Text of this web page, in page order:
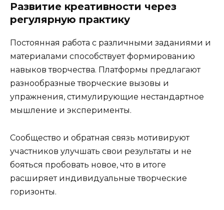
Развитие креативности через
регулярную практику
Постоянная работа с различными заданиями и
материалами способствует формированию
навыков творчества. Платформы предлагают
разнообразные творческие вызовы и
упражнения, стимулирующие нестандартное
мышление и эксперименты.
Сообщество и обратная связь мотивируют
участников улучшать свои результаты и не
бояться пробовать новое, что в итоге
расширяет индивидуальные творческие
горизонты.